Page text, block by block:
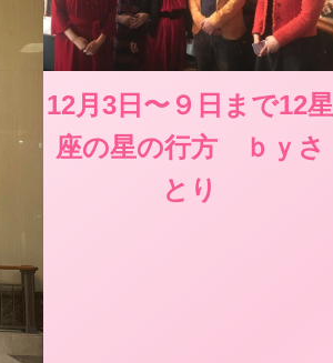
12月3日〜９日まで12星
座の星の行方 ｂｙさ
とり